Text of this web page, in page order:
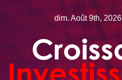
dim. Août 9th, 2026